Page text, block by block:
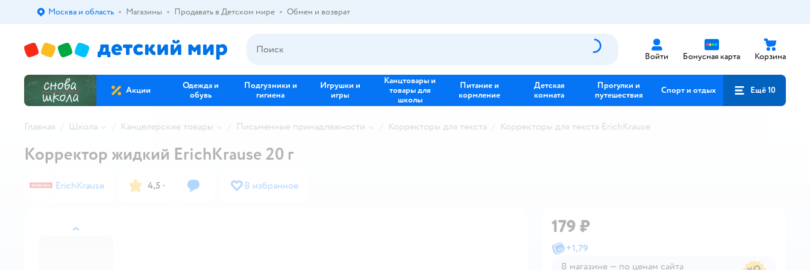
Выбор адреса доставки.
Москва и область Магазины Продавать в Детском мире Обмен и возврат
Войти Бонусная карта Корзина
Акции
Одежда и
обувь
Подгузники и
гигиена
Игрушки и
игры
Канцтовары и
товары для
школы
Питание и
кормление
Детская
комната
Прогулки и
путешествия
Спорт и отдых Ещё 10
Главная Школа Канцелярские товары Письменные принадлежности Корректоры для текста Корректоры для текста ErichKrause
назад
Корректор жидкий ErichKrause 20 г
ErichKrause 4,5 · В избранное
179 ₽
+1,79
В магазине — по ценам сайта